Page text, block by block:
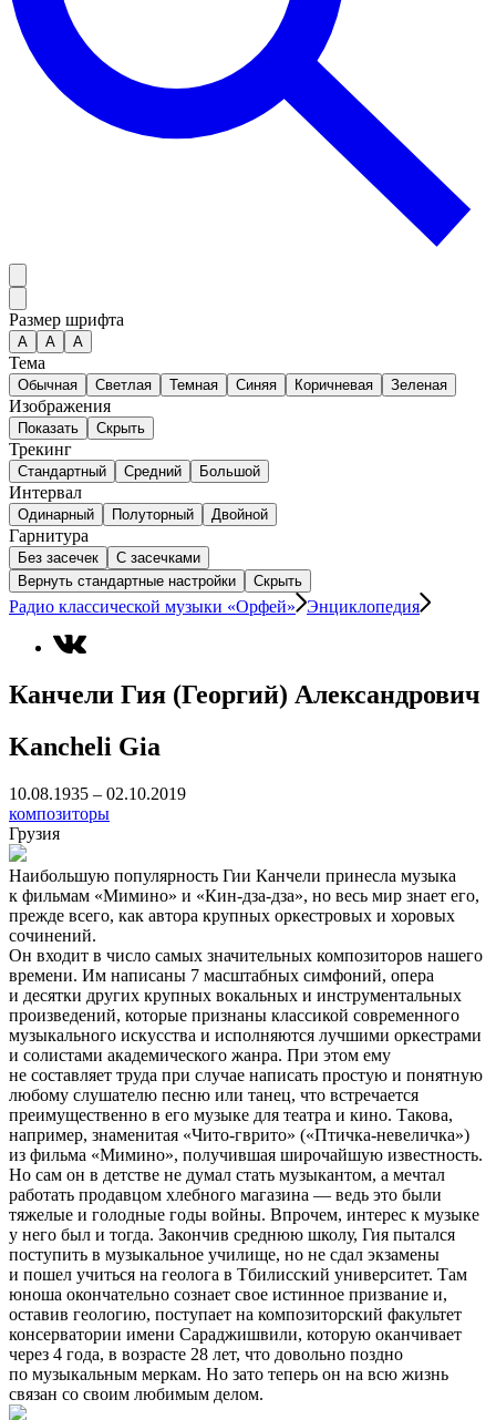
Размер шрифта
А A A
Тема
Обычная Светлая Темная Синяя Коричневая Зеленая
Изображения
Показать Скрыть
Трекинг
Стандартный Средний Большой
Интервал
Одинарный Полуторный Двойной
Гарнитура
Без засечек
С засечками
Вернуть стандартные настройки
Скрыть
Радио классической музыки «Орфей» Энциклопедия
Канчели Гия (Георгий) Александрович
Kancheli Gia
10.08.1935 – 02.10.2019
композиторы
Грузия
Наибольшую популярность Гии Канчели принесла музыка
к фильмам «Мимино» и «Кин-дза-дза», но весь мир знает его,
прежде всего, как автора крупных оркестровых и хоровых
сочинений.
Он входит в число самых значительных композиторов нашего
времени. Им написаны 7 масштабных симфоний, опера
и десятки других крупных вокальных и инструментальных
произведений, которые признаны классикой современного
музыкального искусства и исполняются лучшими оркестрами
и солистами академического жанра. При этом ему
не составляет труда при случае написать простую и понятную
любому слушателю песню или танец, что встречается
преимущественно в его музыке для театра и кино. Такова,
например, знаменитая «Чито-гврито» («Птичка-невеличка»)
из фильма «Мимино», получившая широчайшую известность.
Но сам он в детстве не думал стать музыкантом, а мечтал
работать продавцом хлебного магазина — ведь это были
тяжелые и голодные годы войны. Впрочем, интерес к музыке
у него был и тогда. Закончив среднюю школу, Гия пытался
поступить в музыкальное училище, но не сдал экзамены
и пошел учиться на геолога в Тбилисский университет. Там
юноша окончательно сознает свое истинное призвание и,
оставив геологию, поступает на композиторский факультет
консерватории имени Сараджишвили, которую оканчивает
через 4 года, в возрасте 28 лет, что довольно поздно
по музыкальным меркам. Но зато теперь он на всю жизнь
связан со своим любимым делом.